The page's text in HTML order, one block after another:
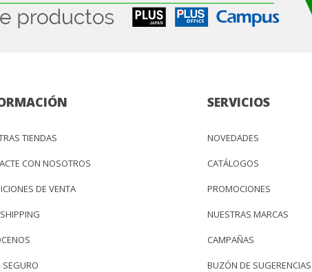
TIENDAS
CON NOSOTROS
DE VENTA
SERVICIOS
NOVEDADES
CATÁLOGOS
PROMOCIONES
NUESTRAS MARCAS
CAMPAÑAS
BUZÓN DE SUGERENCIAS